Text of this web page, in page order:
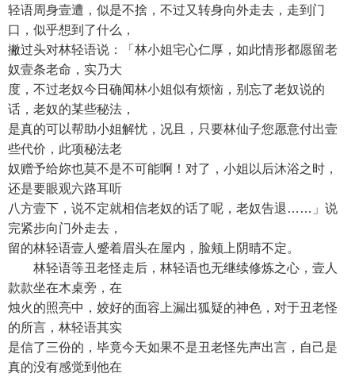
轻语周身壹遭，似是不捨，不过又转身向外走去，走到门
口，似乎想到了什么，
撇过头对林轻语说：「林小姐宅心仁厚，如此情形都愿留老
奴壹条老命，实乃大
度，不过老奴今日确闻林小姐似有烦恼，别忘了老奴说的
话，老奴的某些秘法，
是真的可以帮助小姐解忧，况且，只要林仙子您愿意付出壹
些代价，此项秘法老
奴赠予给妳也莫不是不可能啊！对了，小姐以后沐浴之时，
还是要眼观六路耳听
八方壹下，说不定就相信老奴的话了呢，老奴告退……」说
完紧步向门外走去，
留的林轻语壹人蹙着眉头在屋内，脸颊上阴晴不定。
林轻语等丑老怪走后，林轻语也无继续修炼之心，壹人
款款坐在木桌旁，在
烛火的照亮中，姣好的面容上漏出狐疑的神色，对于丑老怪
的所言，林轻语其实
是信了三份的，毕竟今天如果不是丑老怪先声出言，自己是
真的没有感觉到他在